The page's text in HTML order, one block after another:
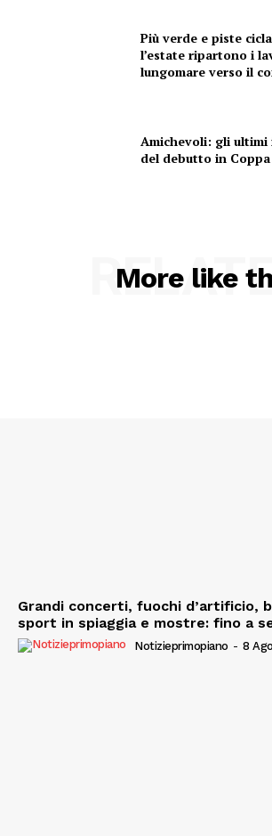
Più verde e piste
l’estate ripartono i
lungomare verso il
Amichevoli: gli ultimi
del debutto in
More like
Grandi concerti, fuochi d’artificio,
sport in spiaggia e mostre: fino a
Notizieprimopiano - 8